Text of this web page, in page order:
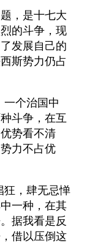
，是十七大
的斗争，现
发展自己的
斯势力仍占
一个治国中
斗争，在互
势看不清
力不占优
狂，肆无忌惮
一种，在其
据我看是反
借以压倒这